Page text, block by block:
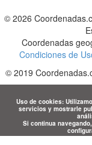
© 2026
Coordenadas
Condiciones de
© 2019
Uso de cookies:
servicios y mostrarle
Si continua